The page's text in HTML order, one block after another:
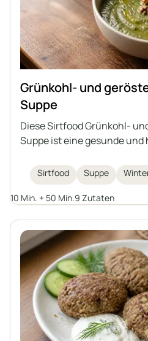
Grünkohl- und
Suppe
Diese Sirtfood Grünkohl-
Suppe ist eine gesunde
Grünkohl, Bohnen und
Walnüssen ist sie sowohl
köstlich.
Sirtfood Suppe
10 Min. + 50 Min.9 Zutaten